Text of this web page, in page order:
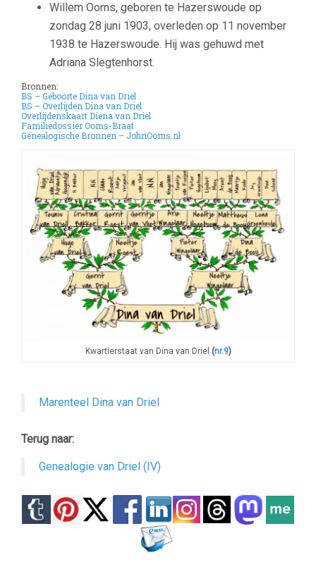
Willem Ooms, geboren te Hazerswoude op
zondag 28 juni 1903, overleden op 11 november
1938 te Hazerswoude. Hij was gehuwd met
Adriana Slegtenhorst.
Bronnen:
BS – Geboorte Dina van Driel
BS – Overlijden Dina van Driel
Overlijdenskaart Diena van Driel
Familiedossier Ooms-Braat
Genealogische Bronnen – JohnOoms.nl
Kwartierstaat van Dina van Driel (nr.9)
Marenteel Dina van Driel
Terug naar:
Genealogie van Driel (IV)